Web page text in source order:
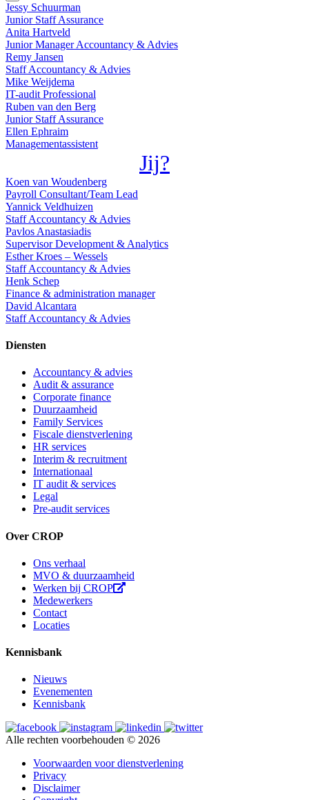
Jessy Schuurman
Junior Staff Assurance
Anita Hartveld
Junior Manager Accountancy & Advies
Remy Jansen
Staff Accountancy & Advies
Mike Weijdema
IT-audit Professional
Ruben van den Berg
Junior Staff Assurance
Ellen Ephraim
Managementassistent
Jij?
Koen van Woudenberg
Payroll Consultant/Team Lead
Yannick Veldhuizen
Staff Accountancy & Advies
Pavlos Anastasiadis
Supervisor Development & Analytics
Esther Kroes – Wessels
Staff Accountancy & Advies
Henk Schep
Finance & administration manager
David Alcantara
Staff Accountancy & Advies
Diensten
Accountancy & advies
Audit & assurance
Corporate finance
Duurzaamheid
Family Services
Fiscale dienstverlening
HR services
Interim & recruitment
Internationaal
IT audit & services
Legal
Pre-audit services
Over CROP
Ons verhaal
MVO & duurzaamheid
Werken bij CROP
Medewerkers
Contact
Locaties
Kennisbank
Nieuws
Evenementen
Kennisbank
Alle rechten voorbehouden © 2026
Voorwaarden voor dienstverlening
Privacy
Disclaimer